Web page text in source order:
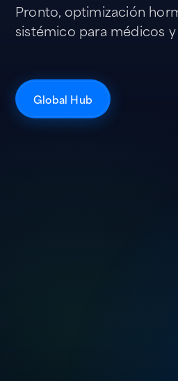
Pronto, optimización
sistémico para médicos
Global Hub